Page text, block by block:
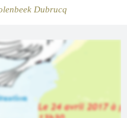
Regards croisés
journaldelalpha.be
Ressources pédagogiques
Espace presse
Contacts
Dubrucq